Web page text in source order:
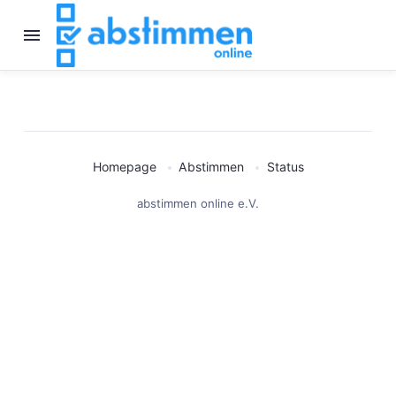
Homepage Abstimmen Status
abstimmen online e.V.